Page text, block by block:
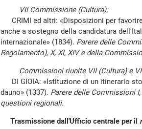
VII Commissione (Cultura):
CRIMI ed altri: «Disposizioni per
anche a sostegno della candidatura
internazionale» (1834). Parere delle
Regolamento), X, XI, XIV e della
Commissioni riunite VII (Cultura) e
DI GIOIA: «Istituzione di un itinerario
dauno» (1337). Parere delle Commissioni
questioni regionali.
Trasmissione dall'Ufficio centrale per il